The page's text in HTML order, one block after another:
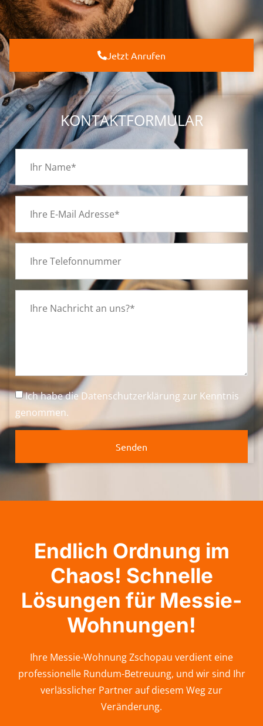
Jetzt Anrufen
KONTAKTFORMULAR
Ich habe dieDatenschutzerklärung zur Kenntnis
genommen.
Senden
Endlich Ordnung im
Chaos! Schnelle
Lösungen für Messie-
Wohnungen!
Ihre Messie-Wohnung Zschopau verdient eine
professionelle Rundum-Betreuung, und wir sind Ihr
verlässlicher Partner auf diesem Weg zur
Veränderung.